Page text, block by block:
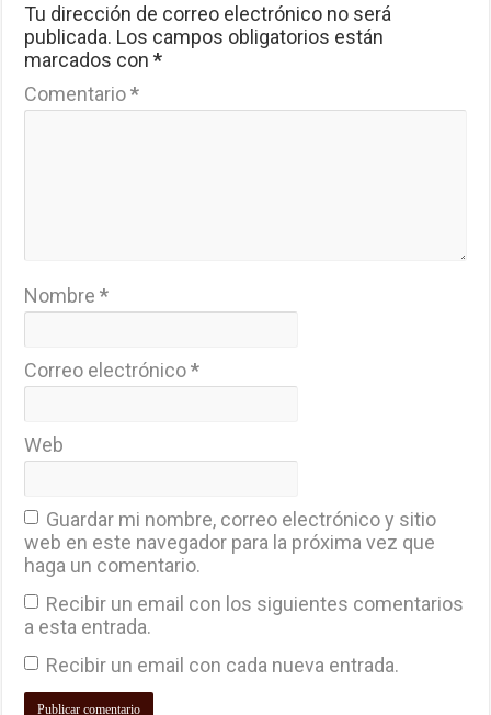
Tu dirección de correo electrónico no será
publicada. Los campos obligatorios están
marcados con*
Comentario*
Nombre*
Correo electrónico*
Web
Guardar mi nombre, correo electrónico y sitio
web en este navegador para la próxima vez que
haga un comentario.
Recibir un email con los siguientes comentarios
a esta entrada.
Recibir un email con cada nueva entrada.